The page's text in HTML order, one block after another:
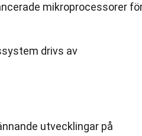
mikroprocessorer
drivs av
utvecklingar på